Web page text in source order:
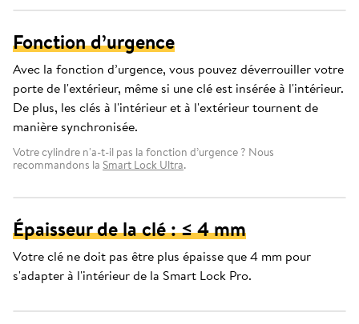
Fonction d’urgence
Avec la fonction d’urgence, vous pouvez déverrouiller votre
porte de l'extérieur, même si une clé est insérée à l'intérieur.
De plus, les clés à l'intérieur et à l'extérieur tournent de
manière synchronisée.
Votre cylindre n'a-t-il pas la fonction d’urgence ? Nous
recommandons la Smart Lock Ultra.
Épaisseur de la clé : ≤ 4 mm
Votre clé ne doit pas être plus épaisse que 4 mm pour
s'adapter à l'intérieur de la Smart Lock Pro.